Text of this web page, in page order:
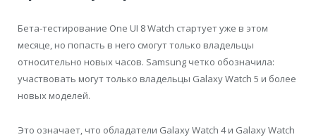
Бета-тестирование One UI 8 Watch стартует уже в этом
месяце, но попасть в него смогут только владельцы
относительно новых часов. Samsung четко обозначила:
участвовать могут только владельцы Galaxy Watch 5 и более
новых моделей.
Это означает, что обладатели Galaxy Watch 4 и Galaxy Watch